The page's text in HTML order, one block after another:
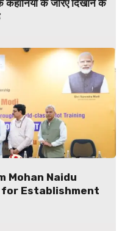
कहानियों के जरिए दिखाने के
Mohan Naidu
Establishment